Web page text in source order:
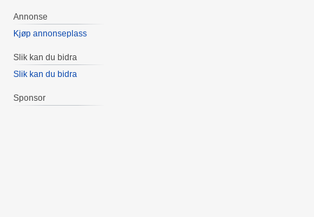
Annonse
Kjøp annonseplass
Slik kan du bidra
Slik kan du bidra
Sponsor